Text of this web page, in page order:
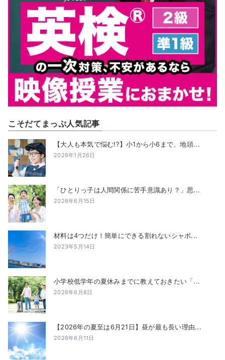
こそだてまっぷ人気記事
【大人も本気で悩む!?】小1から小6まで、地頭...
2026年1月26日
「ひとりっ子は人間関係に苦手意識あり？」思...
2026年6月15日
材料は4つだけ！簡単にできる割れないシャボ...
2023年5月14日
小学校低学年の夏休みまでに教えておきたい「...
2026年6月8日
【2026年の夏至は6月21日】昼が最も長い理由...
2026年6月11日